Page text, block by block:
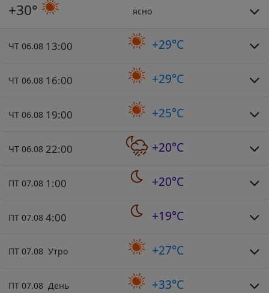
+30° ясно
ЧТ 06.08 13:00 +29°C
ЧТ 06.08 16:00 +29°C
ЧТ 06.08 19:00 +25°C
ЧТ 06.08 22:00 +20°C
ПТ 07.08 1:00 +20°C
ПТ 07.08 4:00 +19°C
ПТ 07.08 Утро +27°C
ПТ 07.08 День +33°C